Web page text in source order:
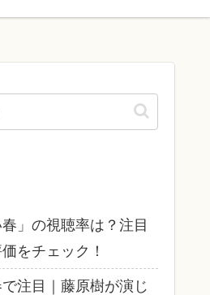
春」の視聴率は？注目
をチェック！
注目｜藤原樹が演じ